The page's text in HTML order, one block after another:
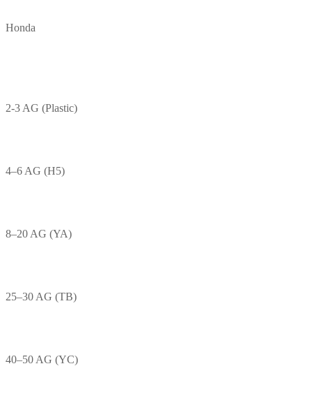
Honda
2-3 AG (Plastic)
4–6 AG (H5)
8–20 AG (YA)
25–30 AG (TB)
40–50 AG (YC)